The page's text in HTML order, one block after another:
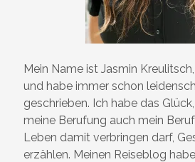
Mein Name ist Jasmin
und habe immer schon
geschrieben. Ich habe das
meine Berufung auch mein
Leben damit verbringen darf,
erzählen. Meinen Reiseblog